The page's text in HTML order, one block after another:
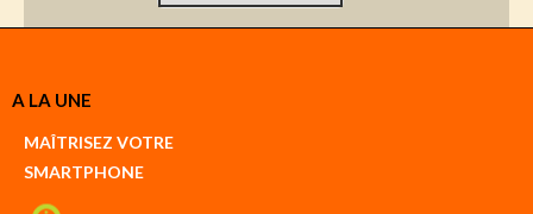
Créer
compte
A LA UNE
MAÎTRISEZ VOTRE
SMARTPHONE